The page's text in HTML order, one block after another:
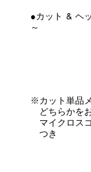
●カット & ヘ
～
​※カット単品
どちらかを
マイクロス
つき